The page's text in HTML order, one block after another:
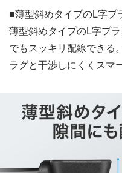
■薄型斜めタイプのL字プ
薄型斜めタイプのL字プ
でもスッキリ配線できる
ラグと干渉しにくくスマ